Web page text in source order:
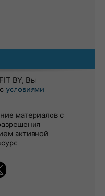
BY, Вы
условиями
материалов с
активной